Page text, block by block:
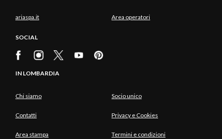
ariaspa.it Area operatori
SOCIAL
IN LOMBARDIA
Chi siamo Socio unico
Contatti Privacy e Cookies
Area stampa Termini e condizioni